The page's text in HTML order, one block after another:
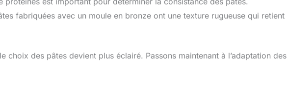
fabriquées avec un moule en bronze ont une texture rugueuse qui retient
choix des pâtes devient plus éclairé. Passons maintenant à l’adaptation des